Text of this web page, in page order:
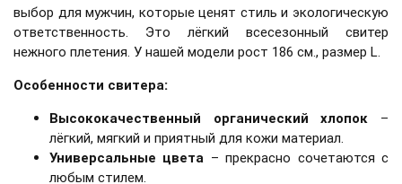
выбор для мужчин, которые ценят стиль и экологическую
ответственность. Это лёгкий всесезонный свитер
нежного плетения. У нашей модели рост 186 см., размер L.
Особенности свитера:
Высококачественный органический хлопок –
лёгкий, мягкий и приятный для кожи материал.
Универсальные цвета – прекрасно сочетаются с
любым стилем.